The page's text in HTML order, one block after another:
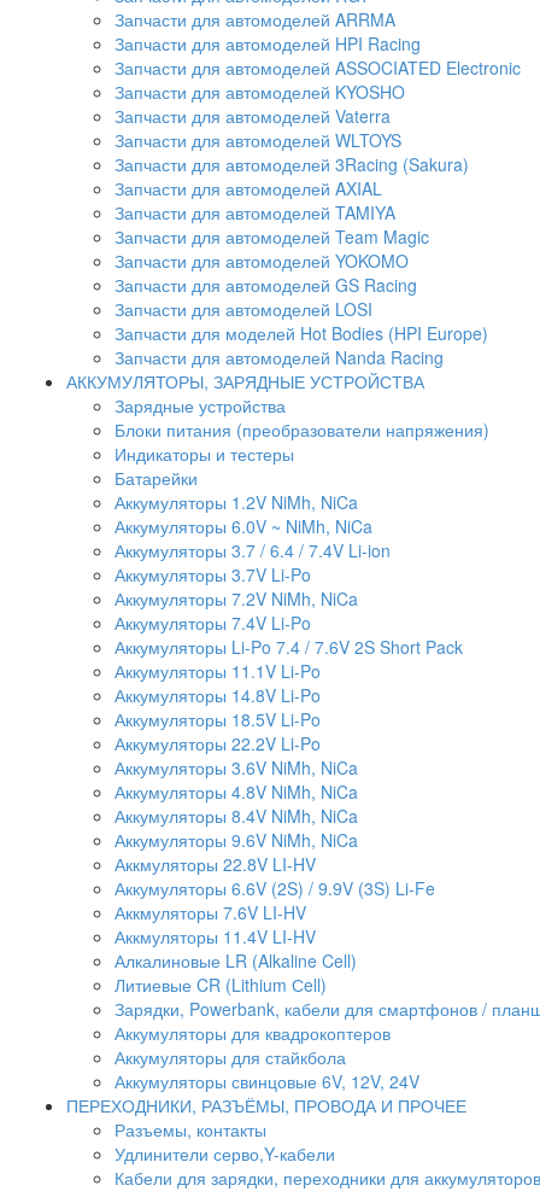
Запчасти для автомоделей ARRMA
Запчасти для автомоделей HPI Racing
Запчасти для автомоделей ASSOCIATED Electronic
Запчасти для автомоделей KYOSHO
Запчасти для автомоделей Vaterra
Запчасти для автомоделей WLTOYS
Запчасти для автомоделей 3Racing (Sakura)
Запчасти для автомоделей AXIAL
Запчасти для автомоделей TAMIYA
Запчасти для автомоделей Team Magic
Запчасти для автомоделей YOKOMO
Запчасти для автомоделей GS Racing
Запчасти для автомоделей LOSI
Запчасти для моделей Hot Bodies (HPI Europe)
Запчасти для автомоделей Nanda Racing
АККУМУЛЯТОРЫ, ЗАРЯДНЫЕ УСТРОЙСТВА
Зарядные устройства
Блоки питания (преобразователи напряжения)
Индикаторы и тестеры
Батарейки
Аккумуляторы 1.2V NiMh, NiCa
Аккумуляторы 6.0V ~ NiMh, NiCa
Аккумуляторы 3.7 / 6.4 / 7.4V Li-ion
Аккумуляторы 3.7V Li-Po
Аккумуляторы 7.2V NiMh, NiCa
Аккумуляторы 7.4V Li-Po
Аккумуляторы Li-Po 7.4 / 7.6V 2S Short Pack
Аккумуляторы 11.1V Li-Po
Аккумуляторы 14.8V Li-Po
Аккумуляторы 18.5V Li-Po
Аккумуляторы 22.2V Li-Po
Аккумуляторы 3.6V NiMh, NiCa
Аккумуляторы 4.8V NiMh, NiCa
Аккумуляторы 8.4V NiMh, NiCa
Аккумуляторы 9.6V NiMh, NiCa
Аккмуляторы 22.8V LI-HV
Аккумуляторы 6.6V (2S) / 9.9V (3S) Li-Fe
Аккмуляторы 7.6V LI-HV
Аккмуляторы 11.4V LI-HV
Алкалиновые LR (Alkaline Cell)
Литиевые CR (Lithium Сell)
Зарядки, Powerbank, кабели для смартфонов /
Аккумуляторы для квадрокоптеров
Аккумуляторы для стайкбола
Аккумуляторы свинцовые 6V, 12V, 24V
ПЕРЕХОДНИКИ, РАЗЪЁМЫ, ПРОВОДА И ПРОЧЕЕ
Разъемы, контакты
Удлинители серво,Y-кабели
Кабели для зарядки, переходники для аккумуляторов